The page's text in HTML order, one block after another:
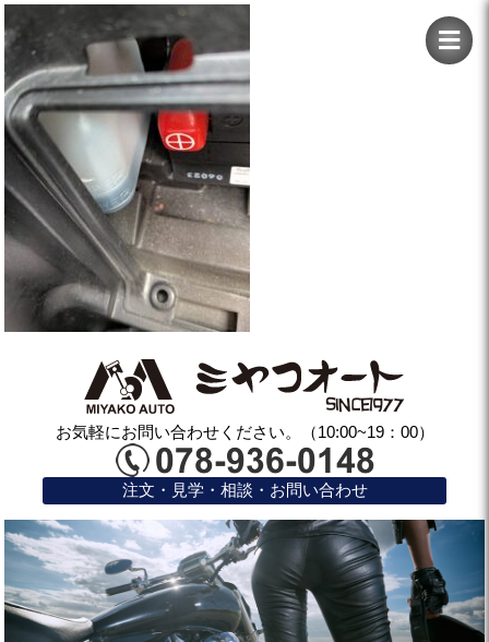
お気軽にお問い合わせください。（10:00~19：00）
注文・見学・相談・お問い合わせ